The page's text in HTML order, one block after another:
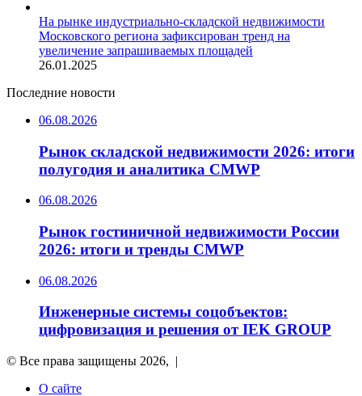
На рынке индустриально-складской недвижимости
Московского региона зафиксирован тренд на
увеличение запрашиваемых площадей
26.01.2025
Последние новости
06.08.2026
Рынок складской недвижимости 2026: итоги
полугодия и аналитика CMWP
06.08.2026
Рынок гостиничной недвижимости России
2026: итоги и тренды CMWP
06.08.2026
Инженерные системы соцобъектов:
цифровизация и решения от IEK GROUP
© Все права защищены 2026, |
О сайте